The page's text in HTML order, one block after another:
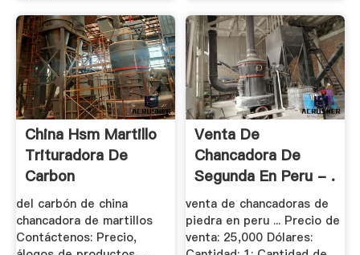
China Hsm Martillo
Trituradora De
Carbon
del carbón de china
chancadora de martillos
Contáctenos: Precio,
Venta De
Chancadora De
Segunda En Peru - .
venta de chancadoras de
piedra en peru ... Precio de
venta: 25,000 Dólares: